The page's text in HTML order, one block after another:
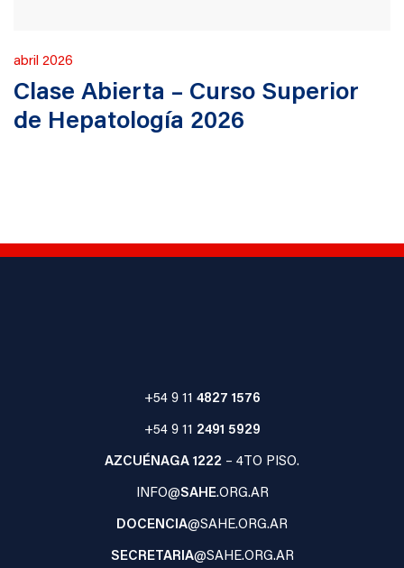
Publicado
en
abril 2026
Clase Abierta – Curso Superior
de Hepatología 2026
+54 9 11 4827 1576
+54 9 11 2491 5929
AZCUÉNAGA 1222 – 4TO PISO.
INFO@SAHE.ORG.AR
DOCENCIA@SAHE.ORG.AR
SECRETARIA@SAHE.ORG.AR